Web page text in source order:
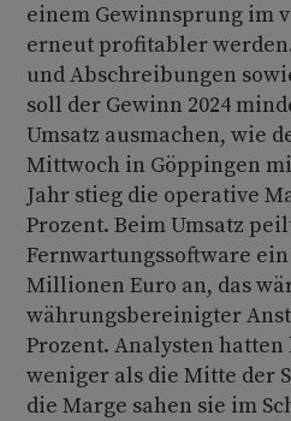
einem Gewinnsprung im
erneut profitabler
und Abschreibungen
soll der Gewinn 2024
Umsatz ausmachen, wie
Mittwoch in Göppingen
Jahr stieg die operative
Prozent. Beim Umsatz
Fernwartungssoftware ein
Millionen Euro an, das
währungsbereinigter
Prozent. Analysten hatten
weniger als die Mitte der
die Marge sahen sie im